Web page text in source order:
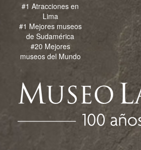
#1 Atracciones en
Lima
#1 Mejores museos
de Sudamérica
#20 Mejores
museos del Mundo